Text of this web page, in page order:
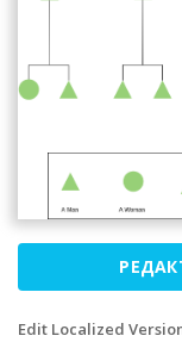
Edit Localized